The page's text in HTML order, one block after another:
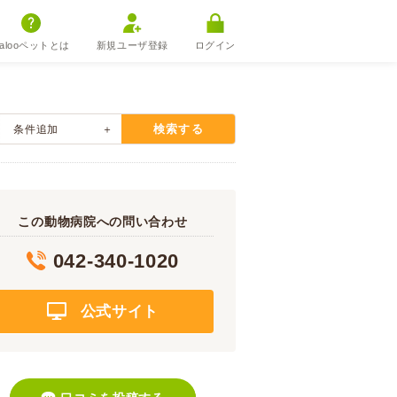
ペットとは 新規ユーザ登録 ログイン
条件追加 検索する
この動物病院への問い合わせ
042-340-1020
公式サイト